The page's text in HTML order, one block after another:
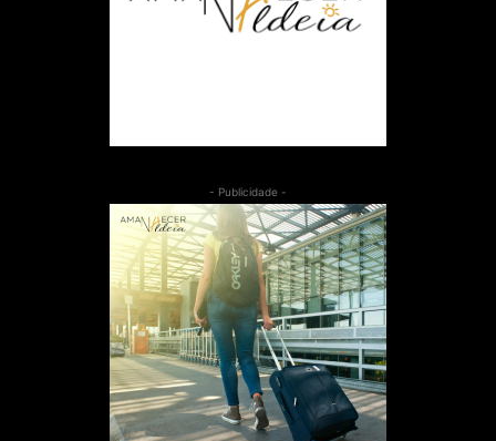
- Publicidade -